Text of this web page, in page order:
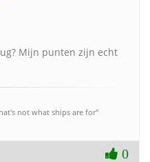
Mijn punten zijn echt
not what ships are for"
0